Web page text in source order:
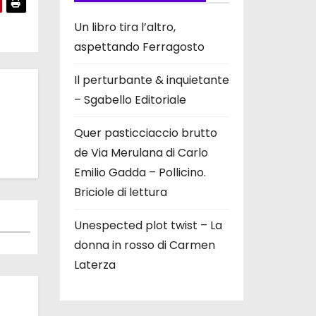
Un libro tira l’altro,
aspettando Ferragosto
Il perturbante & inquietante
– Sgabello Editoriale
Quer pasticciaccio brutto
de Via Merulana di Carlo
Emilio Gadda – Pollicino.
Briciole di lettura
Unespected plot twist – La
donna in rosso di Carmen
Laterza